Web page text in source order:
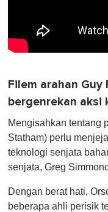
Filem arahan
bergenrekan aksi
Mengisahkan tentang
Statham) perlu
teknologi senjata
senjata, Greg
Dengan berat hati,
beberapa ahli perisik